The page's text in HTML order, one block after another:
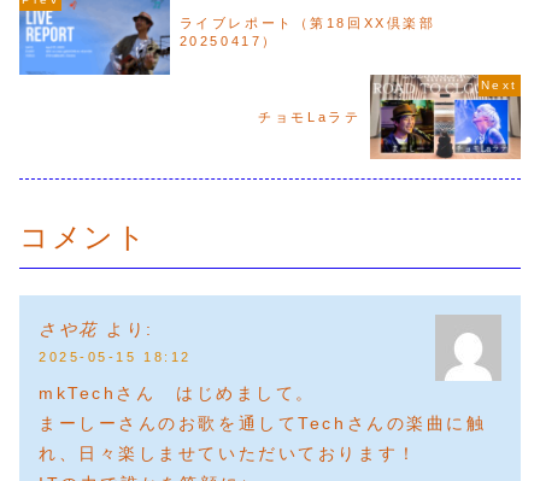
ライブレポート（第18回XX倶楽部
20250417）
チョモLaラテ
コメント
さや花 より:
2025-05-15 18:12
mkTechさん はじめまして。
まーしーさんのお歌を通してTechさんの楽曲に触
れ、日々楽しませていただいております！